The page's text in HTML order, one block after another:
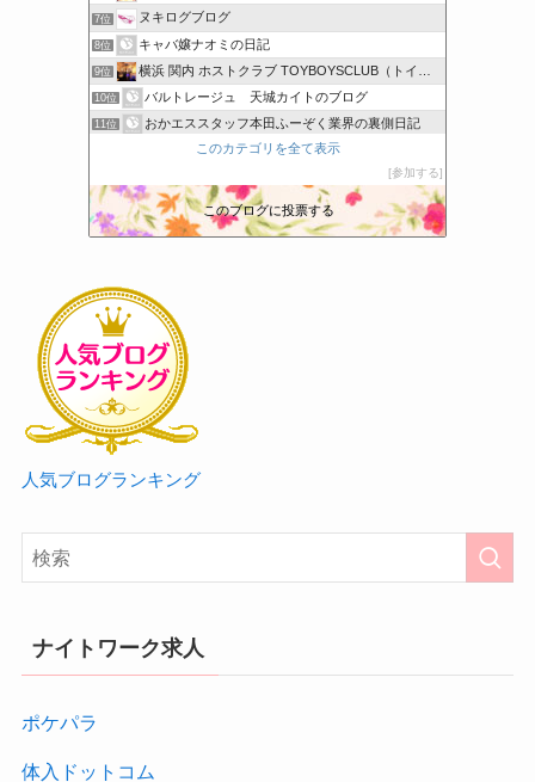
7位 ヌキログブログ
8位 キャバ嬢ナオミの日記
9位 横浜 関内 ホストクラブ TOYBOYSCLUB（トイボー…
10位 バルトレージュ 天城カイトのブログ
11位 おかエススタッフ本田ふーぞく業界の裏側日記
都内キャバクラ求人『きゃばくら派遣.com』
14位 めぐ の つづき
15位 現役泡嬢 兼社長RENの接客のーと
このカテゴリを全て表示
参加する
このブログに投票する
人気ブログランキング
ナイトワーク求人
ポケパラ
体入ドットコム